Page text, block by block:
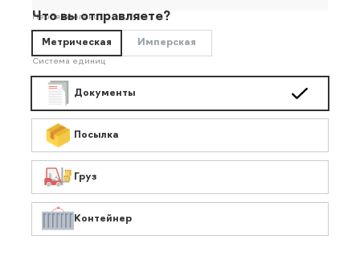
Необязательно
Что вы отправляете?
Метрическая Имперская
Система единиц
Документы
Посылка
Груз
Контейнер